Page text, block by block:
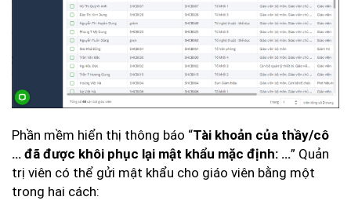
Phần mềm hiển thị thông báo “Tài khoản của thầy/cô
… đã được khôi phục lại mật khẩu mặc định: …” Quản
trị viên có thể gửi mật khẩu cho giáo viên bằng một
trong hai cách: